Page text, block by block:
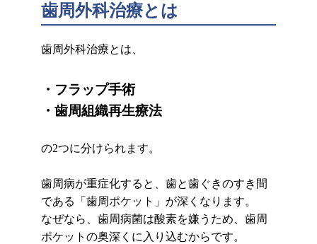
歯周外科治療とは
歯周外科治療とは、
・フラップ手術
・歯周組織再生療法
の2つに分けられます。
歯周病が重症化すると、歯と歯ぐきのすき間
である「歯周ポケット」が深くなります。
なぜなら、歯周病菌は酸素を嫌うため、歯周
ポケットの奥深くに入り込むからです。